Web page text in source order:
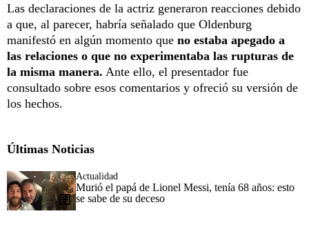
Las declaraciones de la actriz generaron reacciones debido
a que, al parecer, habría señalado que Oldenburg
manifestó en algún momento que no estaba apegado a
las relaciones o que no experimentaba las rupturas de
la misma manera. Ante ello, el presentador fue
consultado sobre esos comentarios y ofreció su versión de
los hechos.
Últimas Noticias
Actualidad
Murió el papá de Lionel Messi, tenía 68 años: esto
se sabe de su deceso